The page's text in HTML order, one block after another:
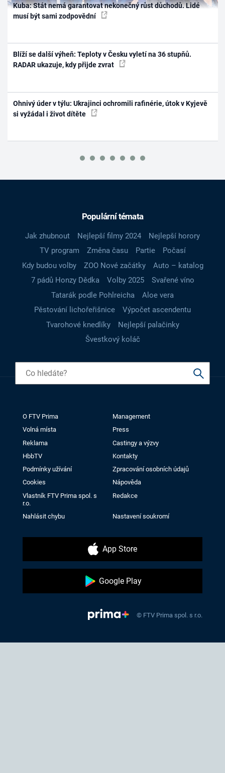
Kuba: Stát nemá garantovat nekonečný růst důchodů. Lidé
musí být sami zodpovědní
Blíží se další výheň: Teploty v Česku vyletí na 36 stupňů.
RADAR ukazuje, kdy přijde zvrat
Ohnivý úder v týlu: Ukrajinci ochromili rafinérie, útok v Kyjevě
si vyžádal i život dítěte
Populární témata
Jak zhubnout Nejlepší filmy 2024
Nejlepší horory
TV program
Změna času Partie
Počasí
Kdy budou volby
ZOO Nové začátky
Auto – katalog
7 pádů Honzy Dědka
Volby 2025
Svařené víno
Tatarák podle Pohlreicha
Aloe vera
Pěstování lichořeřišnice
Výpočet ascendentu
Tvarohové knedlíky
Nejlepší palačinky
Švestkový koláč
O FTV Prima
Management
Volná místa
Press
Reklama
Castingy a výzvy
HbbTV
Kontakty
Podmínky užívání
Zpracování osobních údajů
Cookies
Nápověda
Vlastník FTV Prima spol. s
r.o.
Redakce
Nahlásit chybu Nastavení soukromí
App Store
Google Play
© FTV Prima spol. s r.o.